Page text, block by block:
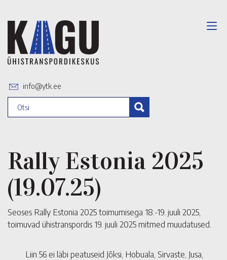
info@ytk.ee
Rally Estonia 2025
(19.07.25)
Seoses Rally Estonia 2025 toimumisega 18.-19. juuli 2025,
toimuvad ühistranspordis 19. juuli 2025 mitmed muudatused.
Liin 56 ei läbi peatuseid Jõksi, Hobuala, Sirvaste, Jusa,